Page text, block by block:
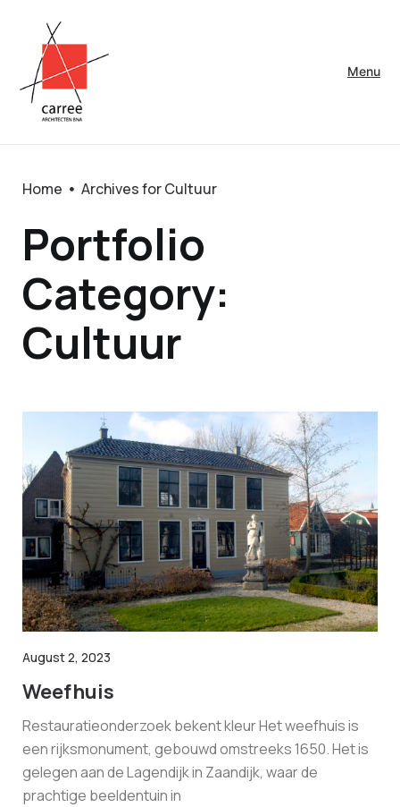
Menu
Home Archives for Cultuur
Portfolio
Category:
Cultuur
August 2, 2023
Weefhuis
Restauratieonderzoek bekent kleur Het weefhuis is
een rijksmonument, gebouwd omstreeks 1650. Het is
gelegen aan de Lagendijk in Zaandijk, waar de
prachtige beeldentuin in